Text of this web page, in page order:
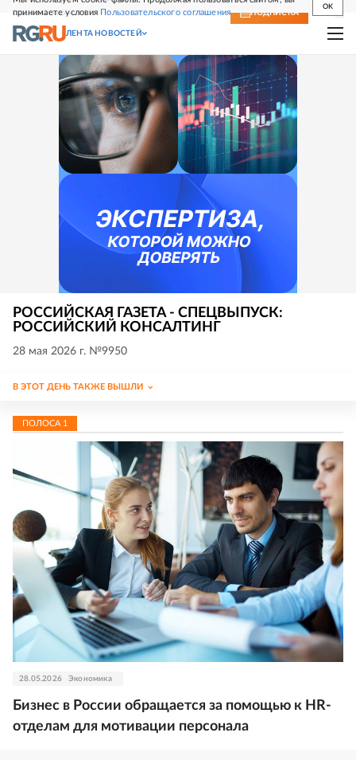
принимаете условия Пользовательского соглашения
OK
СВЕЖИЙ НОМЕР ПОДПИСКА
ЛЕНТА НОВОСТЕЙ
РОССИЙСКАЯ ГАЗЕТА - СПЕЦВЫПУСК:
РОССИЙСКИЙ КОНСАЛТИНГ
28 мая 2026 г. №9950
В ЭТОТ ДЕНЬ ТАКЖЕ ВЫШЛИ
ПОЛОСА 1
28.05.2026 Экономика
Бизнес в России обращается за помощью к HR-
отделам для мотивации персонала